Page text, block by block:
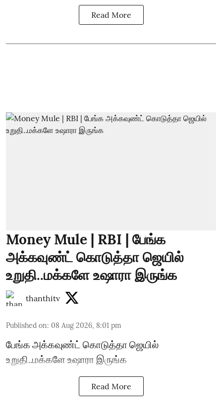
Read More
Money Mule | RBI | பேங்க
அக்கவுண்ட் கொடுத்தா ஜெயில்
உறுதி..மக்களே உஷாரா இருங்க
thanthitv
Published on: 08 Aug 2026, 8:01 pm
பேங்க அக்கவுண்ட் கொடுத்தா ஜெயில்
உறுதி..மக்களே உஷாரா இருங்க
Read More